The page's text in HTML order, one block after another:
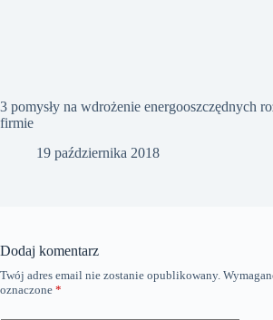
3 pomysły na wdrożenie energooszczędnych
firmie
19 października 2018
Dodaj komentarz
Twój adres email nie zostanie opublikowany.
oznaczone *